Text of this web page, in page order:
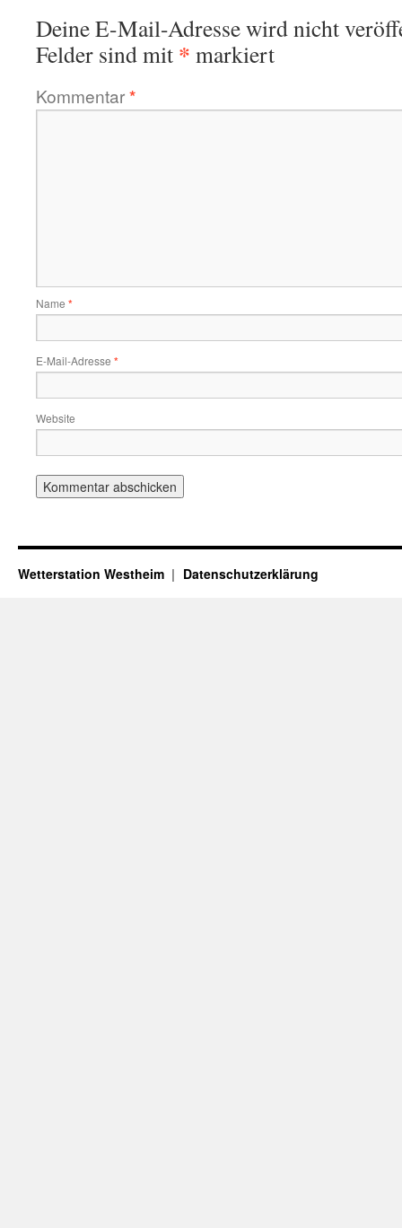
Deine E-Mail-Adresse wird nicht
Felder sind mit * markiert
Kommentar*
Name *
E-Mail-Adresse *
Website
Wetterstation Westheim Datenschutzerklärung